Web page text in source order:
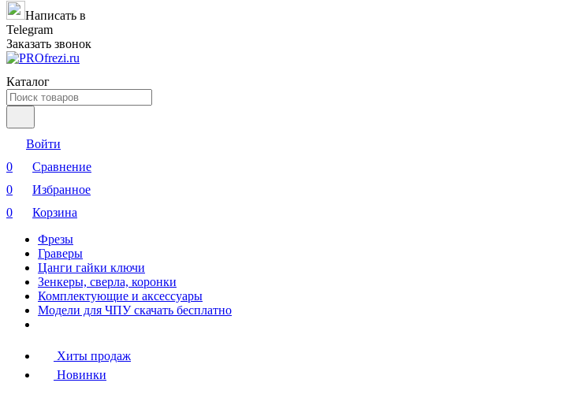
Написать в
Telegram
Заказать звонок
Каталог
Войти
0
Сравнение
0
Избранное
0
Корзина
Фрезы
Граверы
Цанги гайки ключи
Зенкеры, сверла, коронки
Комплектующие и аксессуары
Модели для ЧПУ скачать бесплатно
Хиты продаж
Новинки